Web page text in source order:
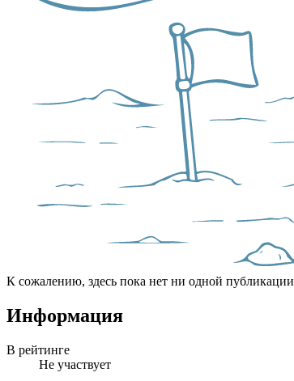
К сожалению, здесь пока нет ни одной публикации
Информация
В рейтинге
Не участвует